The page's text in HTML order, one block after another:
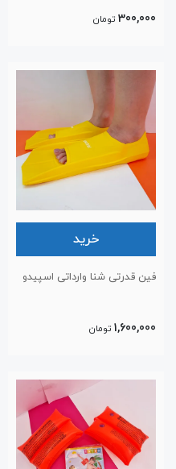
300,000 تومان
خرید
فین قدرتی شنا وارداتی اسپیدو
1,600,000 تومان